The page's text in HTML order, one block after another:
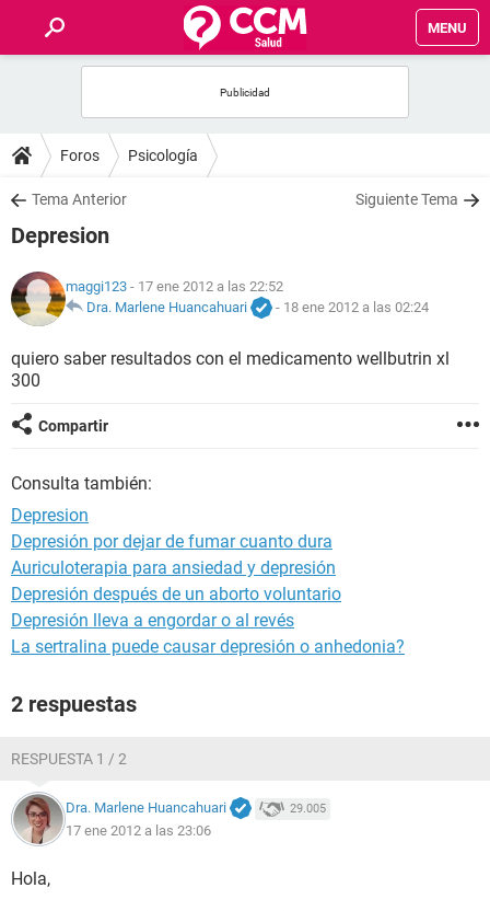
MENU
FOROS
SALUD
FAMILIA
NUTRICIÓN
BIENESTAR
SEXUALIDAD
GLOSARIO
Foros Psicología
Tema Anterior Siguiente Tema
Depresion
maggi123 - 17 ene 2012 a las 22:52
Dra. Marlene Huancahuari
- 18 ene 2012 a las 02:24
quiero saber resultados con el medicamento wellbutrin xl
300
Compartir
Consulta también:
Depresion
Depresión por dejar de fumar cuanto dura
Auriculoterapia para ansiedad y depresión
Depresión después de un aborto voluntario
Depresión lleva a engordar o al revés
La sertralina puede causar depresión o anhedonia?
2 respuestas
RESPUESTA 1 / 2
Dra. Marlene Huancahuari 29.005
17 ene 2012 a las 23:06
Hola,